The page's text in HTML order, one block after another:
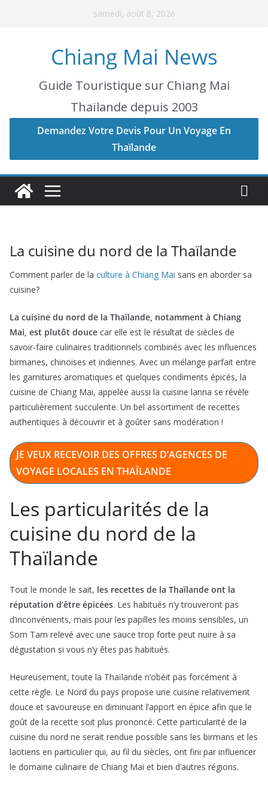
samedi, août 8, 2026
Chiang Mai News
Guide Touristique sur Chiang Mai
Thaïlande depuis 2003
Demandez Votre Devis Pour Un Voyage En
Thaïlande
La cuisine du nord de la Thaïlande
Comment parler de la culture à Chiang Mai sans en aborder sa
cuisine?
La cuisine du nord de la Thaïlande, notamment à Chiang
Mai, est plutôt douce car elle est le résultat de siècles de
savoir-faire culinaires traditionnels combinés avec les influences
birmanes, chinoises et indiennes. Avec un mélange parfait entre
les garnitures aromatiques et quelques condiments épicés, la
cuisine de Chiang Mai, appelée aussi la cuisine lanna se révèle
particulièrement succulente. Un bel assortiment de recettes
authentiques à découvrir et à goûter sans modération !
JE VEUX RECEVOIR DES OFFRES D’AGENCES DE
VOYAGE LOCALES EN THAÏLANDE
Les particularités de la
cuisine du nord de la
Thaïlande
Tout le monde le sait, les recettes de la Thaïlande ont la
réputation d’être épicées. Les habitués n’y trouveront pas
d’inconvénients, mais pour les papilles les moins sensibles, un
Som Tam relevé avec une sauce trop forte peut nuire à sa
dégustation si vous n’y êtes pas habitués.
Heureusement, toute la Thaïlande n’obéit pas forcément à
cette règle. Le Nord du pays propose une cuisine relativement
douce et savoureuse en diminuant l’apport en épice afin que le
goût de la recette soit plus prononcé. Cette particularité de la
cuisine du nord ne serait rendue possible sans les birmans et les
laotiens en particulier qui, au fil du siècles, ont fini par influencer
le domaine culinaire de Chiang Mai et bien d’autres régions.